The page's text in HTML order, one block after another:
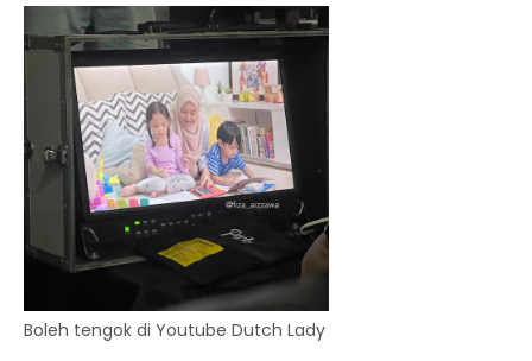
Boleh tengok di Youtube Dutch Lady